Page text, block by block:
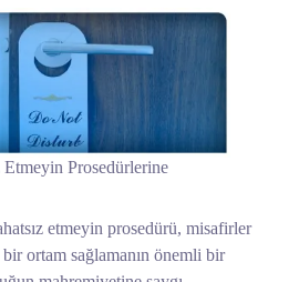
Etmeyin Prosedürlerine
etmeyin prosedürü, misafirler
ortam sağlamanın önemli bir